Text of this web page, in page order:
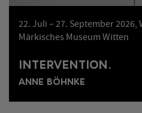
22. Juli – 27. September 2026,
Märkisches Museum Witten
INTERVENTION.
ANNE BÖHNKE